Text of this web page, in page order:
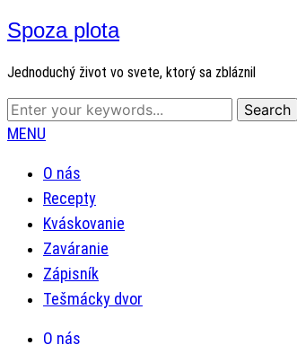
Spoza plota
Jednoduchý život vo svete, ktorý sa zbláznil
MENU
O nás
Recepty
Kváskovanie
Zaváranie
Zápisník
Tešmácky dvor
O nás